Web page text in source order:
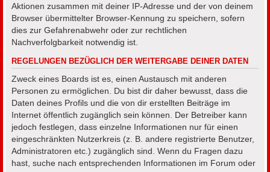
Aktionen zusammen mit deiner IP-Adresse und der von deinem
Browser übermittelter Browser-Kennung zu speichern, sofern
dies zur Gefahrenabwehr oder zur rechtlichen
Nachverfolgbarkeit notwendig ist.
REGELUNGEN BEZÜGLICH DER WEITERGABE DEINER DATEN
Zweck eines Boards ist es, einen Austausch mit anderen
Personen zu ermöglichen. Du bist dir daher bewusst, dass die
Daten deines Profils und die von dir erstellten Beiträge im
Internet öffentlich zugänglich sein können. Der Betreiber kann
jedoch festlegen, dass einzelne Informationen nur für einen
eingeschränkten Nutzerkreis (z. B. andere registrierte Benutzer,
Administratoren etc.) zugänglich sind. Wenn du Fragen dazu
hast, suche nach entsprechenden Informationen im Forum oder